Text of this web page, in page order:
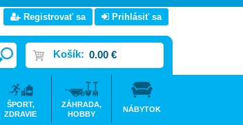
Registrovať sa Prihlásiť sa
Košík: 0.00 €
ŠPORT,
ZDRAVIE
ZÁHRADA,
HOBBY
NÁBYTOK